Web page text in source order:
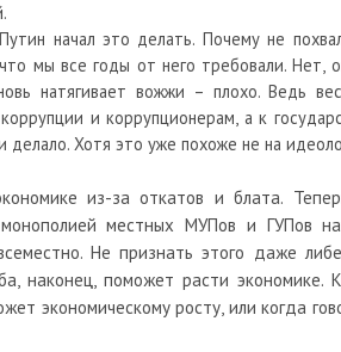
начал это делать. Почему не
мы все годы от него требовали. Нет,
натягивает вожжи – плохо. Ведь
и коррупционерам, а к
Хотя это уже похоже не на
из-за откатов и блата.
местных МУПов и ГУПов
Не признать этого даже
наконец, поможет расти экономике.
экономическому росту, или когда